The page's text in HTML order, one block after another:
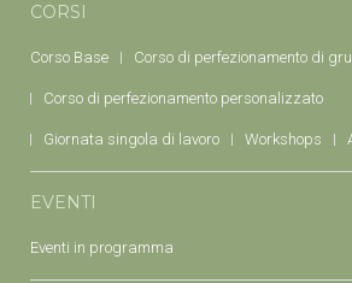
CORSI
Corso Base Corso di perfezionamento di
Corso di perfezionamento personalizzato
Giornata singola di lavoro Workshops
EVENTI
Eventi in programma